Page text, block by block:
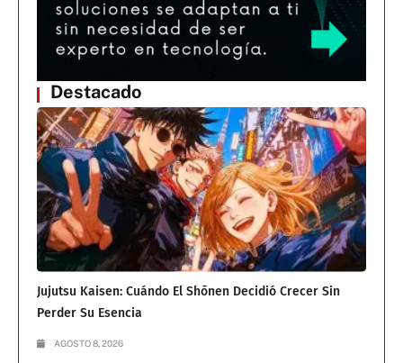
Destacado
Jujutsu Kaisen: Cuándo El Shōnen Decidió Crecer Sin
Perder Su Esencia
AGOSTO 8, 2026